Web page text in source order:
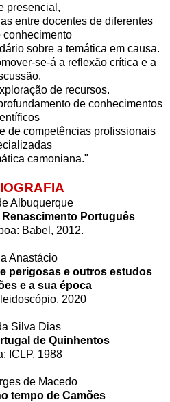
presencial,
entre docentes de diferentes
conhecimento
sobre a temática em causa.
se-á a reflexão crítica e a
de recursos.
de conhecimentos
de competências profissionais
camoniana."
Albuquerque
Português
Babel, 2012.
Anastácio
perigosas e outros estudos
e a sua época
2020
Silva Dias
de Quinhentos
ICLP, 1988
de Macedo
tempo de Camões